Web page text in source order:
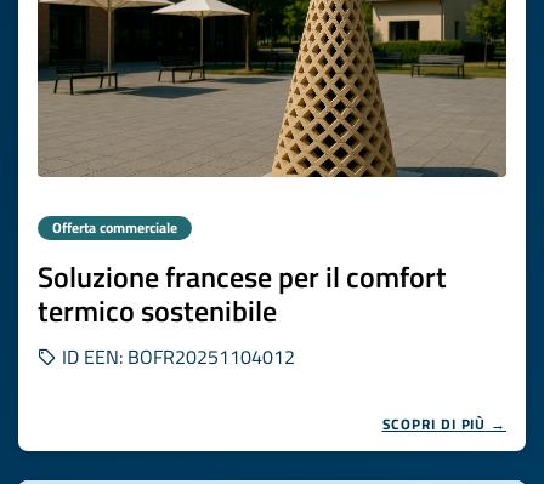
Offerta commerciale
Soluzione francese per il comfort
termico sostenibile
ID EEN: BOFR20251104012
SCOPRI DI PIÙ →